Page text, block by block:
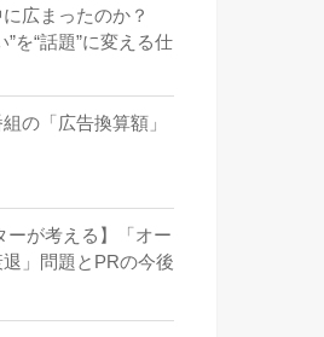
広まったのか？
を“話題”に変える仕
の「広告換算額」
ーが考える】「オー
」問題とPRの今後